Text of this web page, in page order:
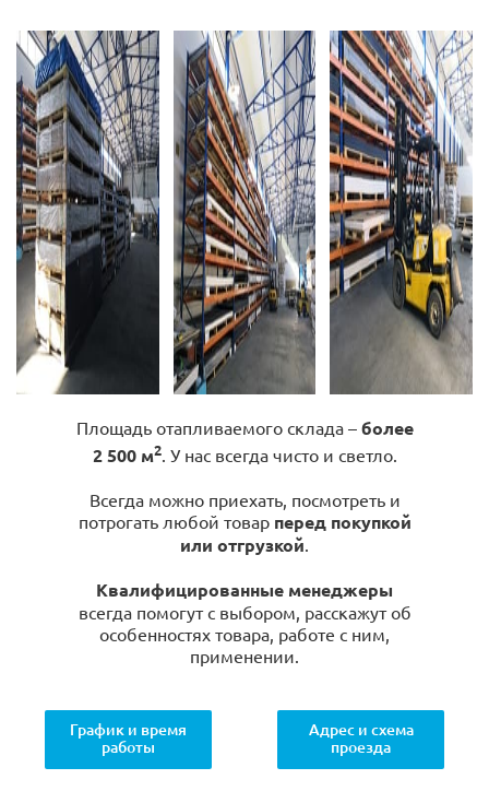
Площадь отапливаемого склада – более
2 500 м2. У нас всегда чисто и светло.
Всегда можно приехать, посмотреть и
потрогать любой товар перед покупкой
или отгрузкой.
Квалифицированные менеджеры
всегда помогут с выбором, расскажут об
особенностях товара, работе с ним,
применении.
График и время
работы
Адрес и схема
проезда